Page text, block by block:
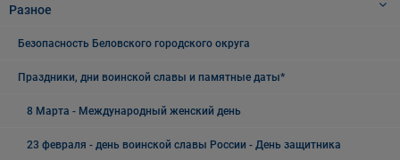
Разное
Безопасность Беловского городского округа
Праздники, дни воинской славы и памятные даты*
8 Марта - Международный женский день
23 февраля - день воинской славы России - День защитника